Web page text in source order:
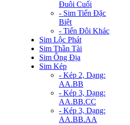
Đuôi Cuối
- Sim Tiến Đặc
Biệt
- Tiến Đôi Khác
Sim Lộc Phát
Sim Thần Tài
Sim Ông Địa
Sim Kép
- Kép 2, Dạng:
AA.BB
- Kép 3, Dạng:
AA.BB.CC
- Kép 3, Dạng:
AA.BB.AA